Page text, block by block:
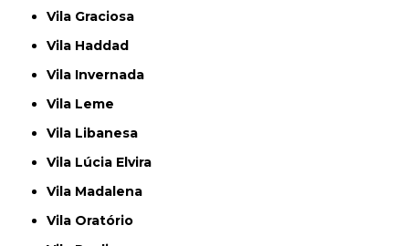
Vila Graciosa
Vila Haddad
Vila Invernada
Vila Leme
Vila Libanesa
Vila Lúcia Elvira
Vila Madalena
Vila Oratório